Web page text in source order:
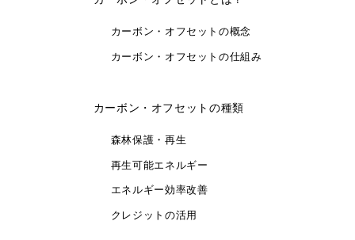
カーボン・オフセットの概念
カーボン・オフセットの仕組み
カーボン・オフセットの種類
森林保護・再生
再生可能エネルギー
エネルギー効率改善
クレジットの活用